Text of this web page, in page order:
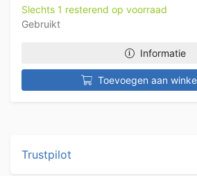
Slechts 1 resterend op voorraad
Gebruikt
Informatie
Toevoegen aan
Trustpilot